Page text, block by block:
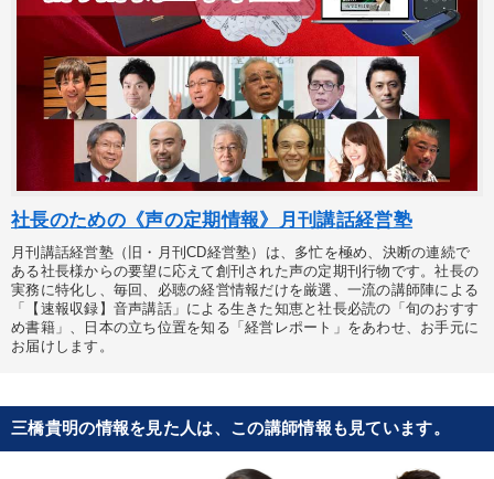
社長のための《声の定期情報》月刊講話経営塾
月刊講話経営塾（旧・月刊CD経営塾）は、多忙を極め、決断の連続で
ある社長様からの要望に応えて創刊された声の定期刊行物です。社長の
実務に特化し、毎回、必聴の経営情報だけを厳選、一流の講師陣による
「【速報収録】音声講話」による生きた知恵と社長必読の「旬のおすす
め書籍」、日本の立ち位置を知る「経営レポート」をあわせ、お手元に
お届けします。
三橋貴明の情報を見た人は、この講師情報も見ています。